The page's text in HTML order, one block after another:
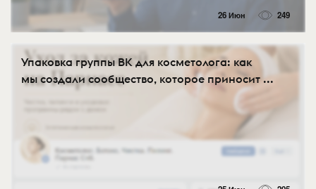
26 Июн 249
Упаковка группы ВК для косметолога: как
мы создали сообщество, которое приносит ...